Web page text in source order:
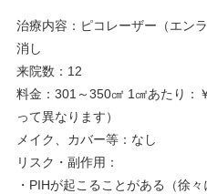
治療内容：ピコレーザー（エン
消し
来院数：12
料金：301～350㎠ 1㎠あたり：
って異なります）
メイク、カバー等：なし
リスク・副作用：
・PIHが起こることがある（徐々